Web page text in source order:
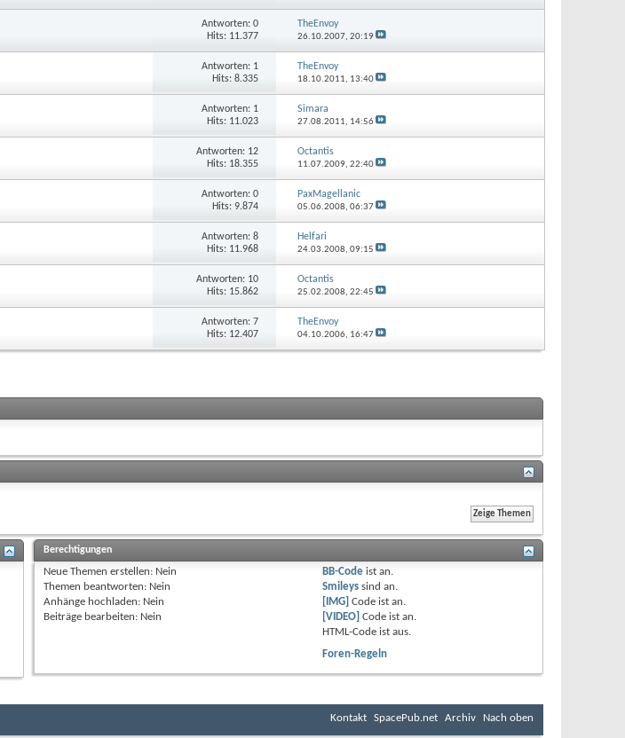
Antworten: 0
Hits: 11.377
TheEnvoy
26.10.2007, 20:19
Antworten: 1
Hits: 8.335
TheEnvoy
18.10.2011, 13:40
Antworten: 1
Hits: 11.023
Simara
27.08.2011, 14:56
Antworten: 12
Hits: 18.355
Octantis
11.07.2009, 22:40
Antworten: 0
Hits: 9.874
PaxMagellanic
05.06.2008, 06:37
Antworten: 8
Hits: 11.968
Helfari
24.03.2008, 09:15
Antworten: 10
Hits: 15.862
Octantis
25.02.2008, 22:45
Antworten: 7
Hits: 12.407
TheEnvoy
04.10.2006, 16:47
Berechtigungen
Neue Themen erstellen: Nein
Themen beantworten: Nein
Anhänge hochladen: Nein
Beiträge bearbeiten: Nein
BB-Codeist an.
Smileyssind an.
[IMG] Code ist an.
[VIDEO] Code ist an.
HTML-Code ist aus.
Foren-Regeln
Kontakt SpacePub.net Archiv Nach oben